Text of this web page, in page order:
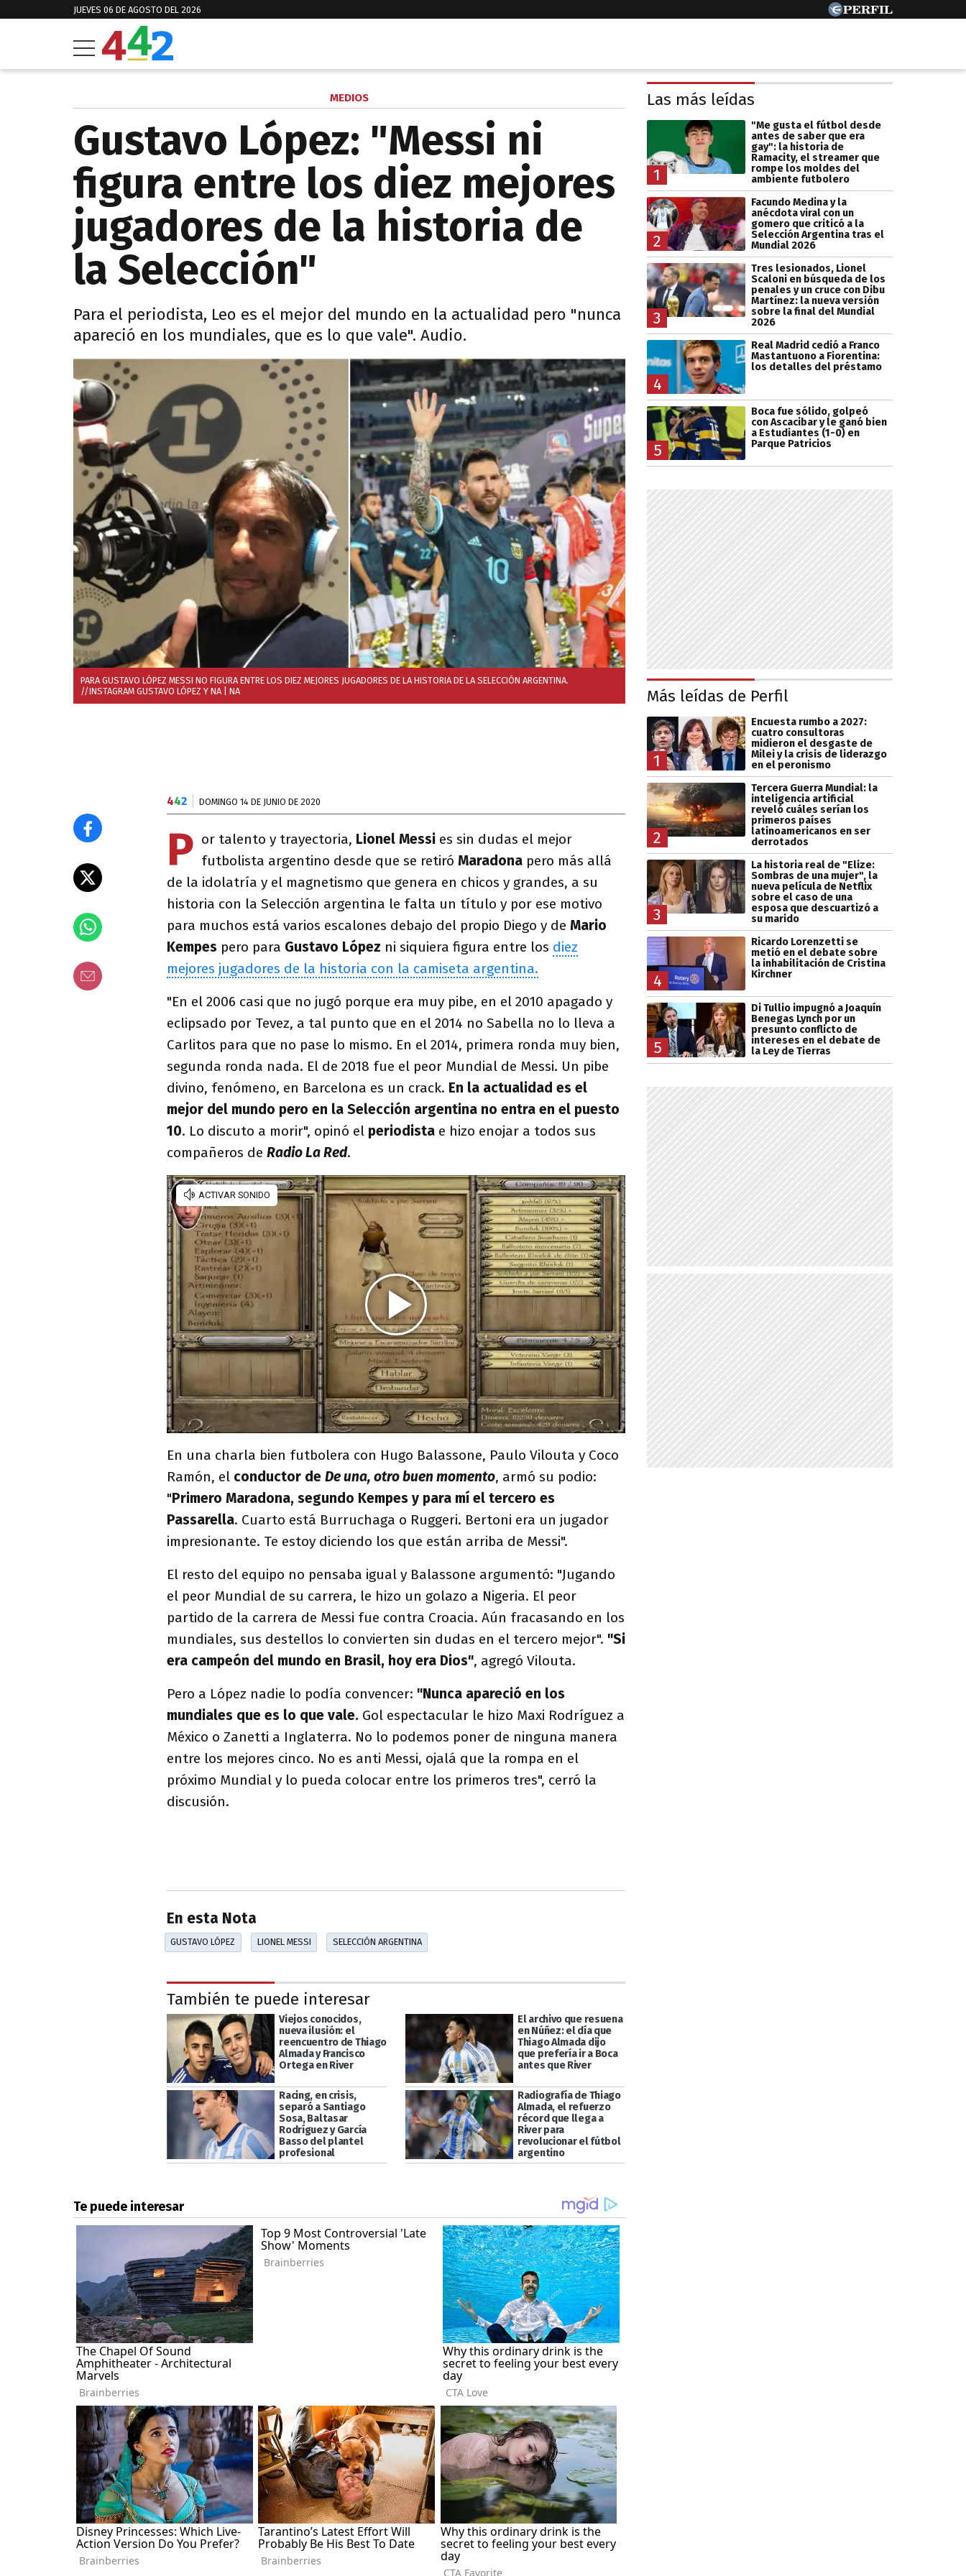
JUEVES 06 DE AGOSTO DEL 2026
MEDIOS
Gustavo López: "Messi ni
figura entre los diez mejores
jugadores de la historia de
la Selección"
Para el periodista, Leo es el mejor del mundo en la actualidad pero "nunca
apareció en los mundiales, que es lo que vale". Audio.
PARA GUSTAVO LÓPEZ MESSI NO FIGURA ENTRE LOS DIEZ MEJORES JUGADORES DE LA HISTORIA DE LA SELECCIÓN ARGENTINA.
//INSTAGRAM GUSTAVO LÓPEZ Y NA
| NA
442 DOMINGO 14 DE JUNIO DE 2020
P or talento y trayectoria, Lionel Messi es sin dudas el mejor
futbolista argentino desde que se retiró Maradona pero más allá
de la idolatría y el magnetismo que genera en chicos y grandes, a su
historia con la Selección argentina le falta un título y por ese motivo
para muchos está varios escalones debajo del propio Diego y de Mario
Kempes pero para Gustavo López ni siquiera figura entre los diez
mejores jugadores de la historia con la camiseta argentina.
"En el 2006 casi que no jugó porque era muy pibe, en el 2010 apagado y
eclipsado por Tevez, a tal punto que en el 2014 no Sabella no lo lleva a
Carlitos para que no pase lo mismo. En el 2014, primera ronda muy bien,
segunda ronda nada. El de 2018 fue el peor Mundial de Messi. Un pibe
divino, fenómeno, en Barcelona es un crack. En la actualidad es el
mejor del mundo pero en la Selección argentina no entra en el puesto
10. Lo discuto a morir", opinó el periodista e hizo enojar a todos sus
compañeros de Radio La Red.
En una charla bien futbolera con Hugo Balassone, Paulo Vilouta y Coco
Ramón, el conductor de De una, otro buen momento, armó su podio:
"Primero Maradona, segundo Kempes y para mí el tercero es
Passarella. Cuarto está Burruchaga o Ruggeri. Bertoni era un jugador
impresionante. Te estoy diciendo los que están arriba de Messi".
El resto del equipo no pensaba igual y Balassone argumentó: "Jugando
el peor Mundial de su carrera, le hizo un golazo a Nigeria. El peor
partido de la carrera de Messi fue contra Croacia. Aún fracasando en los
mundiales, sus destellos lo convierten sin dudas en el tercero mejor". "Si
era campeón del mundo en Brasil, hoy era Dios", agregó Vilouta.
Pero a López nadie lo podía convencer: "Nunca apareció en los
mundiales que es lo que vale. Gol espectacular le hizo Maxi Rodríguez a
México o Zanetti a Inglaterra. No lo podemos poner de ninguna manera
entre los mejores cinco. No es anti Messi, ojalá que la rompa en el
próximo Mundial y lo pueda colocar entre los primeros tres", cerró la
discusión.
En esta Nota
GUSTAVO LÓPEZ LIONEL MESSI SELECCIÓN ARGENTINA
También te puede interesar
Viejos conocidos,
nueva ilusión: el
reencuentro de Thiago
Almada y Francisco
Ortega en River
El archivo que resuena
en Núñez: el día que
Thiago Almada dijo
que prefería ir a Boca
antes que River
Racing, en crisis,
separó a Santiago
Sosa, Baltasar
Rodríguez y García
Basso del plantel
profesional
Radiografía de Thiago
Almada, el refuerzo
récord que llega a
River para
revolucionar el fútbol
argentino
Las más leídas
1
"Me gusta el fútbol desde
antes de saber que era
gay": la historia de
Ramacity, el streamer que
rompe los moldes del
ambiente futbolero
2
Facundo Medina y la
anécdota viral con un
gomero que criticó a la
Selección Argentina tras el
Mundial 2026
3
Tres lesionados, Lionel
Scaloni en búsqueda de los
penales y un cruce con Dibu
Martínez: la nueva versión
sobre la final del Mundial
2026
4
Real Madrid cedió a Franco
Mastantuono a Fiorentina:
los detalles del préstamo
5
Boca fue sólido, golpeó
con Ascacibar y le ganó bien
a Estudiantes (1-0) en
Parque Patricios
Más leídas de Perfil
1
Encuesta rumbo a 2027:
cuatro consultoras
midieron el desgaste de
Milei y la crisis de liderazgo
en el peronismo
2
Tercera Guerra Mundial: la
inteligencia artificial
reveló cuáles serían los
primeros países
latinoamericanos en ser
derrotados
3
La historia real de "Elize:
Sombras de una mujer", la
nueva película de Netflix
sobre el caso de una
esposa que descuartizó a
su marido
4
Ricardo Lorenzetti se
metió en el debate sobre
la inhabilitación de Cristina
Kirchner
5
Di Tullio impugnó a Joaquín
Benegas Lynch por un
presunto conflicto de
intereses en el debate de
la Ley de Tierras